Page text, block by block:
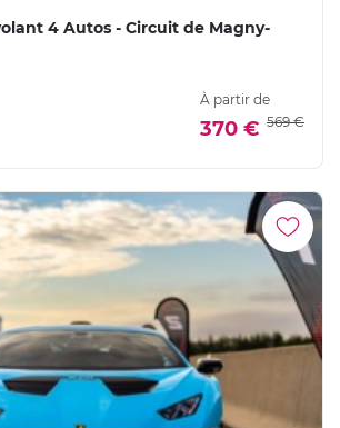
4 Autos - Circuit de Magny-
À partir de
370 € 569 €